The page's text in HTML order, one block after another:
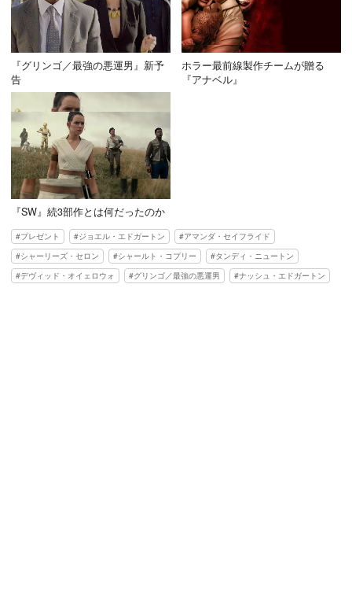
『グリンゴ／最強の悪運男』新予
告
ホラー最前線製作チームが贈る
『アナベル』
『SW』続3部作とは何だったのか
プレゼント ジョエル・エドガートン
アマンダ・セイフライド
シャーリーズ・セロン
シャールト・コプリー
タンディ・ニュートン
デヴィッド・オイェロウォ
グリンゴ／最強の悪運男 ナッシュ・エドガートン